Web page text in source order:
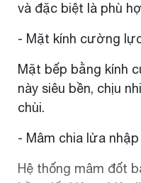
và đặc biệt là phù
- Mặt kính cường
Mặt bếp bằng kính
này siêu bền, chịu
chùi.
- Mâm chia lửa
Hệ thống mâm đốt